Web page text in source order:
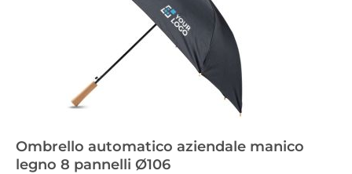
Ombrello automatico aziendale manico
legno 8 pannelli Ø106